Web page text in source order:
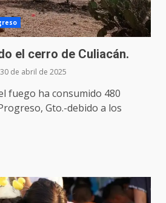
el cerro de Culiacán.
30 de abril de 2025
fuego ha consumido 480
Gto.-debido a los